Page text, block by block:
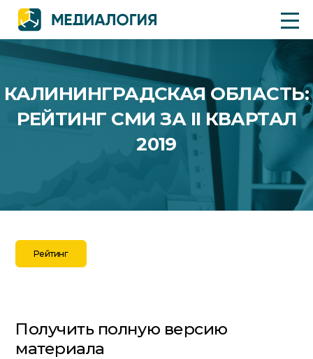
КАЛИНИНГРАДСКАЯ ОБЛАСТЬ:
РЕЙТИНГ СМИ ЗА II КВАРТАЛ
2019
Рейтинг
Получить полную версию
материала